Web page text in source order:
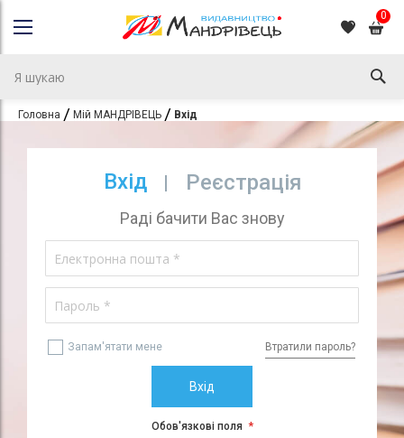
0
Головна Мій МАНДРІВЕЦЬ Вхід
Вхід Реєстрація
Раді бачити Вас знову
Запам'ятати мене Втратили пароль?
Вхід
Обов'язкові поля